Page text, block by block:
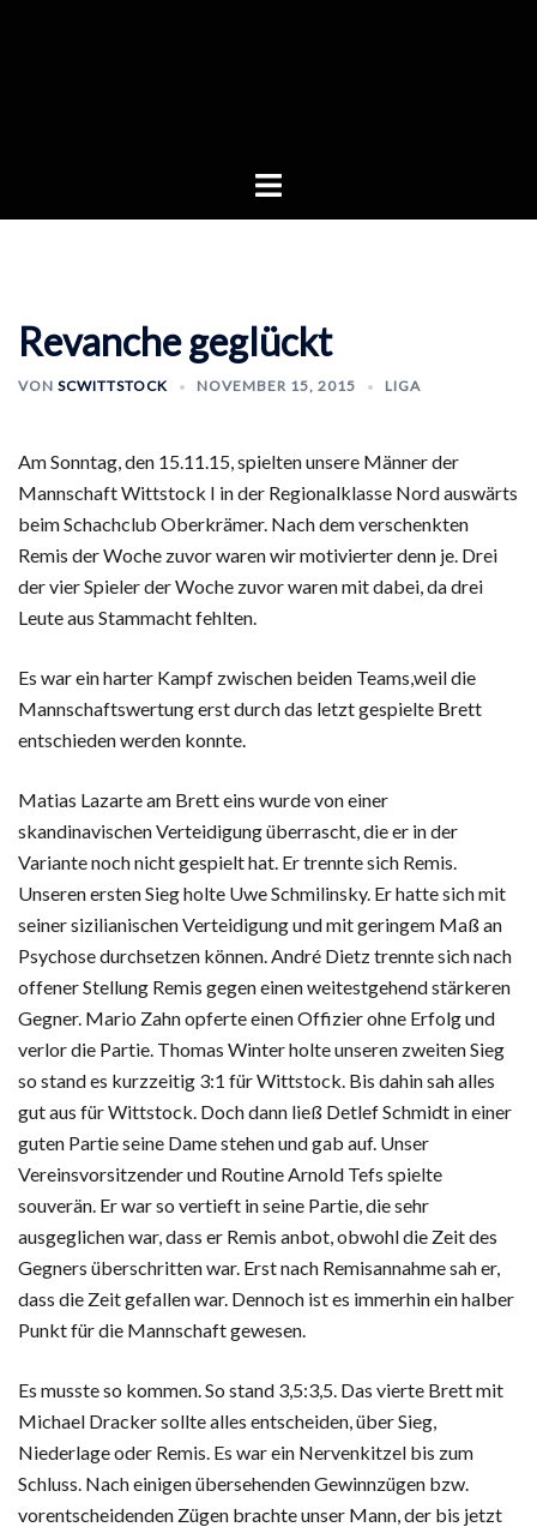
Menü
Revanche geglückt
VON SCWITTSTOCK NOVEMBER 15, 2015 LIGA
Am Sonntag, den 15.11.15, spielten unsere Männer der
Mannschaft Wittstock I in der Regionalklasse Nord auswärts
beim Schachclub Oberkrämer. Nach dem verschenkten
Remis der Woche zuvor waren wir motivierter denn je. Drei
der vier Spieler der Woche zuvor waren mit dabei, da drei
Leute aus Stammacht fehlten.
Es war ein harter Kampf zwischen beiden Teams,weil die
Mannschaftswertung erst durch das letzt gespielte Brett
entschieden werden konnte.
Matias Lazarte am Brett eins wurde von einer
skandinavischen Verteidigung überrascht, die er in der
Variante noch nicht gespielt hat. Er trennte sich Remis.
Unseren ersten Sieg holte Uwe Schmilinsky. Er hatte sich mit
seiner sizilianischen Verteidigung und mit geringem Maß an
Psychose durchsetzen können. André Dietz trennte sich nach
offener Stellung Remis gegen einen weitestgehend stärkeren
Gegner. Mario Zahn opferte einen Offizier ohne Erfolg und
verlor die Partie. Thomas Winter holte unseren zweiten Sieg
so stand es kurzzeitig 3:1 für Wittstock. Bis dahin sah alles
gut aus für Wittstock. Doch dann ließ Detlef Schmidt in einer
guten Partie seine Dame stehen und gab auf. Unser
Vereinsvorsitzender und Routine Arnold Tefs spielte
souverän. Er war so vertieft in seine Partie, die sehr
ausgeglichen war, dass er Remis anbot, obwohl die Zeit des
Gegners überschritten war. Erst nach Remisannahme sah er,
dass die Zeit gefallen war. Dennoch ist es immerhin ein halber
Punkt für die Mannschaft gewesen.
Es musste so kommen. So stand 3,5:3,5. Das vierte Brett mit
Michael Dracker sollte alles entscheiden, über Sieg,
Niederlage oder Remis. Es war ein Nervenkitzel bis zum
Schluss. Nach einigen übersehenden Gewinnzügen bzw.
vorentscheidenden Zügen brachte unser Mann, der bis jetzt